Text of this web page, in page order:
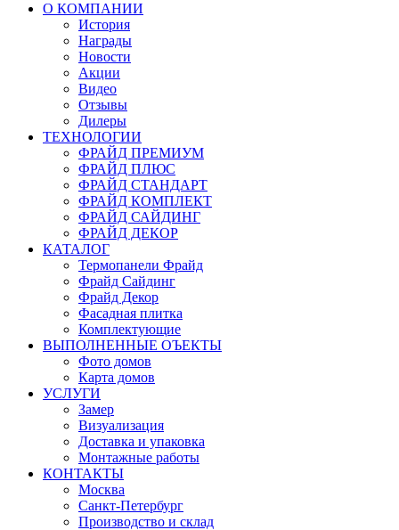
О КОМПАНИИ
История
Награды
Новости
Акции
Видео
Отзывы
Дилеры
ТЕХНОЛОГИИ
ФРАЙД ПРЕМИУМ
ФРАЙД ПЛЮС
ФРАЙД СТАНДАРТ
ФРАЙД КОМПЛЕКТ
ФРАЙД САЙДИНГ
ФРАЙД ДЕКОР
КАТАЛОГ
Термопанели Фрайд
Фрайд Сайдинг
Фрайд Декор
Фасадная плитка
Комплектующие
ВЫПОЛНЕННЫЕ ОЪЕКТЫ
Фото домов
Карта домов
УСЛУГИ
Замер
Визуализация
Доставка и упаковка
Монтажные работы
КОНТАКТЫ
Москва
Санкт-Петербург
Производство и склад